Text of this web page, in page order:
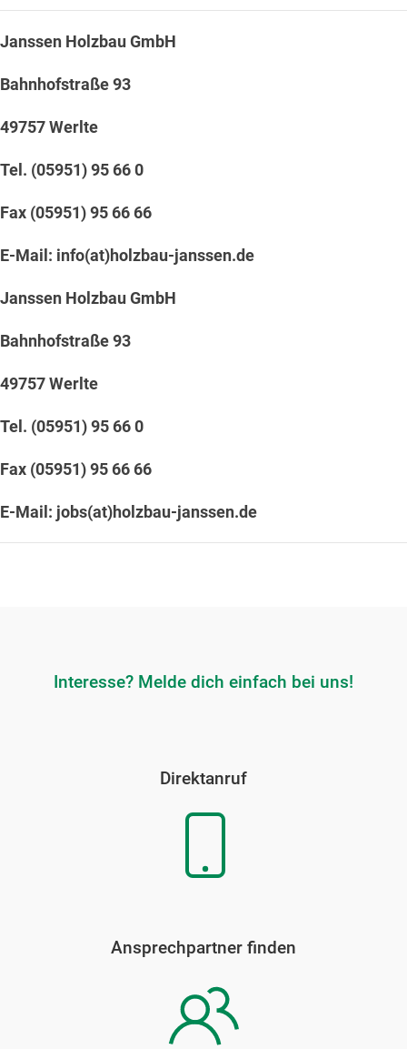
Janssen Holzbau GmbH
Bahnhofstraße 93
49757 Werlte
Tel. (05951) 95 66 0
Fax (05951) 95 66 66
E-Mail: info(at)holzbau-janssen.de
Janssen Holzbau GmbH
Bahnhofstraße 93
49757 Werlte
Tel. (05951) 95 66 0
Fax (05951) 95 66 66
E-Mail: jobs(at)holzbau-janssen.de
Interesse? Melde dich einfach bei uns!
Direktanruf
Ansprechpartner finden